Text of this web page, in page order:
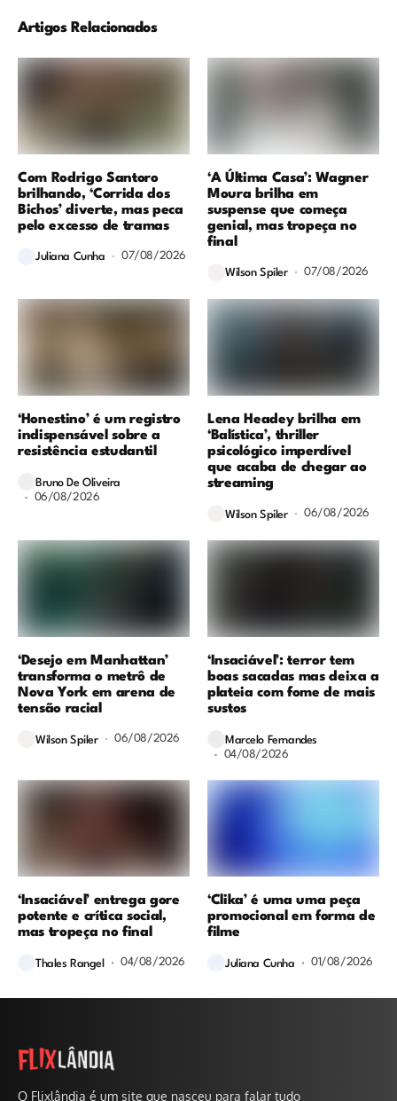
Artigos Relacionados
Com Rodrigo Santoro
brilhando, ‘Corrida dos
Bichos’ diverte, mas peca
pelo excesso de tramas
Juliana Cunha 07/08/2026
‘A Última Casa’: Wagner
Moura brilha em
suspense que começa
genial, mas tropeça no
final
Wilson Spiler 07/08/2026
‘Honestino’ é um registro
indispensável sobre a
resistência estudantil
Bruno De Oliveira
06/08/2026
Lena Headey brilha em
‘Balística’, thriller
psicológico imperdível
que acaba de chegar ao
streaming
Wilson Spiler 06/08/2026
‘Desejo em Manhattan’
transforma o metrô de
Nova York em arena de
tensão racial
Wilson Spiler 06/08/2026
‘Insaciável’: terror tem
boas sacadas mas deixa a
plateia com fome de mais
sustos
Marcelo Fernandes
04/08/2026
‘Insaciável’ entrega gore
potente e crítica social,
mas tropeça no final
Thales Rangel 04/08/2026
‘Clika’ é uma uma peça
promocional em forma de
filme
Juliana Cunha 01/08/2026
O Flixlândia é um site que nasceu para falar tudo